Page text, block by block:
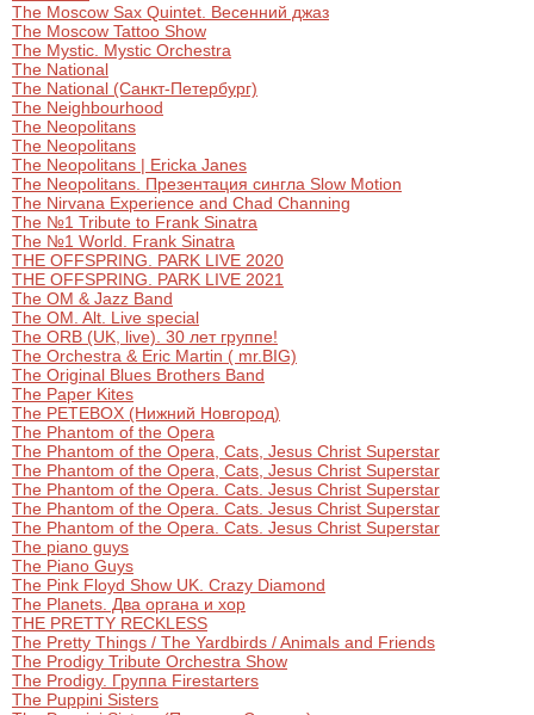
The Moscow Sax Quintet. Весенний джаз
The Moscow Tattoo Show
The Mystic. Mystic Orchestra
The National
The National (Санкт-Петербург)
The Neighbourhood
The Neopolitans
The Neopolitans
The Neopolitans | Ericka Janes
The Neopolitans. Презентация сингла Slow Motion
The Nirvana Experience and Chad Channing
The №1 Tribute to Frank Sinatra
The №1 World. Frank Sinatra
THE OFFSPRING. PARK LIVE 2020
THE OFFSPRING. PARK LIVE 2021
The OM & Jazz Band
The OM. Alt. Live special
The ORB (UK, live). 30 лет группе!
The Orchestra & Eric Martin ( mr.BIG)
The Original Blues Brothers Band
The Paper Kites
The PETEBOX (Нижний Новгород)
The Phantom of the Opera
The Phantom of the Opera, Cats, Jesus Christ Superstar
The Phantom of the Opera, Cats, Jesus Christ Superstar
The Phantom of the Opera. Cats. Jesus Christ Superstar
The Phantom of the Opera. Cats. Jesus Christ Superstar
The Phantom of the Opera. Cats. Jesus Christ Superstar
The piano guys
The Piano Guys
The Pink Floyd Show UK. Crazy Diamond
The Planets. Два органа и хор
THE PRETTY RECKLESS
The Pretty Things / The Yardbirds / Animals and Friends
The Prodigy Tribute Orchestra Show
The Prodigy. Группа Firestarters
The Puppini Sisters